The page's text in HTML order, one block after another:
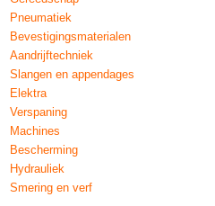
Pneumatiek
Bevestigingsmaterialen
Aandrijftechniek
Slangen en appendages
Elektra
Verspaning
Machines
Bescherming
Hydrauliek
Smering en verf